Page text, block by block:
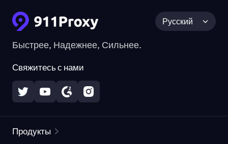
Быстрее, Надежнее, Сильнее.
Свяжитесь с нами
Русский
Продукты